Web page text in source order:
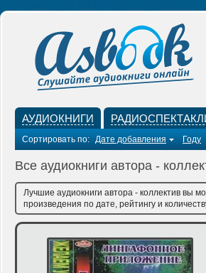
АУДИОКНИГИ
Сортировать по: Дате добавления Году
Все аудиокниги автора -
Лучшие аудиокниги автора - коллектив вы
произведения по дате, рейтингу и